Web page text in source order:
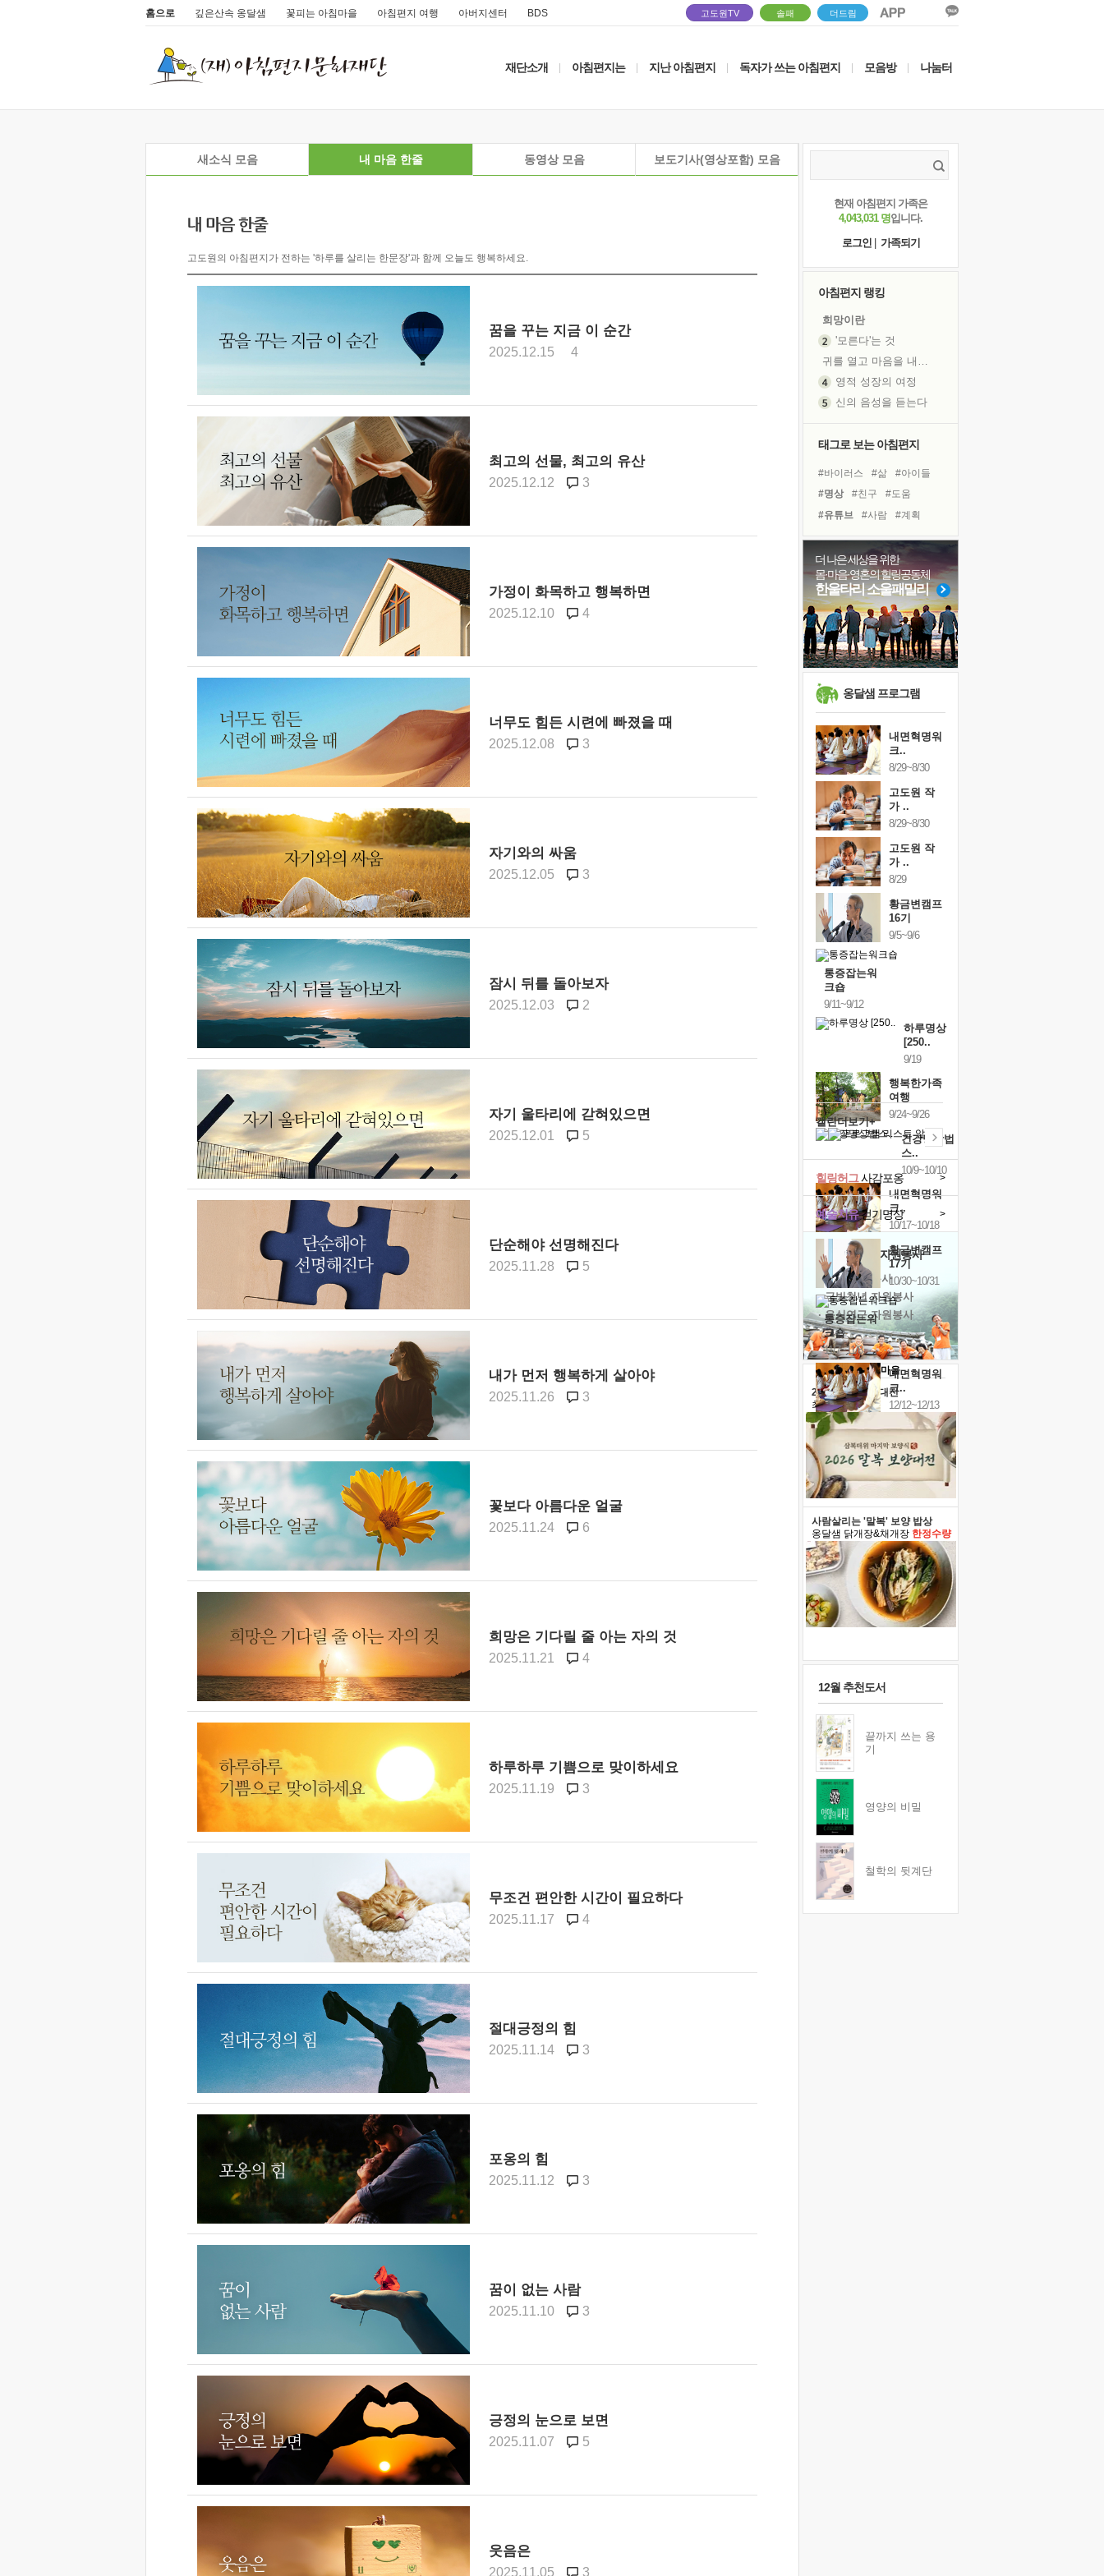
홈으로 깊은산속 옹달샘 꽃피는 아침마을 아침편지 여행 아버지센터 BDS 고도원TV 솔패 더드림
재단소개 아침편지는 지난 아침편지 독자가 쓰는 아침편지 모음방 나눔터
새소식 모음 내 마음 한줄 동영상 모음 보도기사(영상포함) 모음
고도원의 아침편지가 전하는 '하루를 살리는 한문장'과 함께 오늘도 행복하세요.
꿈을 꾸는 지금 이 순간
2025.12.15 4
최고의 선물, 최고의 유산
2025.12.12 3
가정이 화목하고 행복하면
2025.12.10 4
너무도 힘든 시련에 빠졌을 때
2025.12.08 3
자기와의 싸움
2025.12.05 3
잠시 뒤를 돌아보자
2025.12.03 2
자기 울타리에 갇혀있으면
2025.12.01 5
단순해야 선명해진다
2025.11.28 5
내가 먼저 행복하게 살아야
2025.11.26 3
꽃보다 아름다운 얼굴
2025.11.24 6
희망은 기다릴 줄 아는 자의 것
2025.11.21 4
하루하루 기쁨으로 맞이하세요
2025.11.19 3
무조건 편안한 시간이 필요하다
2025.11.17 4
절대긍정의 힘
2025.11.14 3
포옹의 힘
2025.11.12 3
꿈이 없는 사람
2025.11.10 3
긍정의 눈으로 보면
2025.11.07 5
웃음은
2025.11.05 3
현재 아침편지 가족은
4,043,031 명입니다.
로그인
가족되기
아침편지 랭킹
희망이란
'모른다'는 것
귀를 열고 마음을 내어주고
영적 성장의 여정
신의 음성을 듣는다
극과 극의 양 끝단
'말 타는 법'을 먼저
졸업식 사진을 보며
극심한 변비, 어깨결림, 수면 장애
아픈 아버지를 위한 공간 설계
슬럼프
보고 싶은 어머니
유년 시절의 부산 영도 바다
못된 꼰대들
너무 황홀한 꽃들이여!
태그로 보는 아침편지
#바이러스 #삶
#아이들
#명상
#친구
#도움
#유튜브
#사람
#계획
#독서캠프
#리더
#선택
#나눔
#다짐
#비전캠프
#힐링
#건강
#위기
#경험
#면역력 #극복
더 나은 세상을 위한
몸·마음·영혼의 힐링공동체
한울타리 소울패밀리
옹달샘 프로그램
내면혁명워
크..
8/29~8/30
고도원 작
가 ..
8/29~8/30
고도원 작
가 ..
8/29
황금변캠프
16기
9/5~9/6
통증잡는워
크숍
9/11~9/12
하루명상
[250..
9/19
행복한가족
여행
9/24~9/26
건강명상법
스..
10/9~10/10
내면혁명워
크..
10/17~10/18
황금변캠프
17기
10/30~10/31
통증잡는워
크숍
11/7~11/8
내면혁명워
크..
12/12~12/13
캘린더보기+
예술치유걷기명상 >
힐링허그사감포옹 >
'옹달샘의 꽃' 자원봉사
· 청년 자원봉사
· 금빛청년 자원봉사
· 음식연구 자원봉사
2026 말복 보양대전
최대74%할인
사람살리는 '말복' 보양 밥상
옹달샘 닭개장&채개장 한정수량
12월 추천도서
끝까지 쓰는 용
기
영양의 비밀
철학의 뒷계단